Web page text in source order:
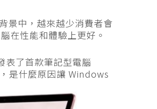
景中，越來越少消費者會
在性能和體驗上更好。
表了首款筆記型電腦
是什麼原因讓 Windows